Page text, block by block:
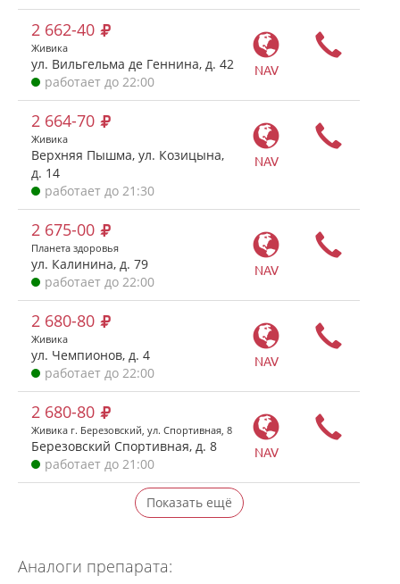
NAV
2 662-40
Живика
ул. Вильгельма де Геннина, д. 42
работает до 22:00
NAV
2 664-70
Живика
Верхняя Пышма, ул. Козицына,
д. 14
работает до 21:30
NAV
2 675-00
Планета здоровья
ул. Калинина, д. 79
работает до 22:00
NAV
2 680-80
Живика
ул. Чемпионов, д. 4
работает до 22:00
NAV
2 680-80
Живика г. Березовский, ул. Спортивная, 8
Березовский Спортивная, д. 8
работает до 21:00
Показать ещё
Аналоги препарата: